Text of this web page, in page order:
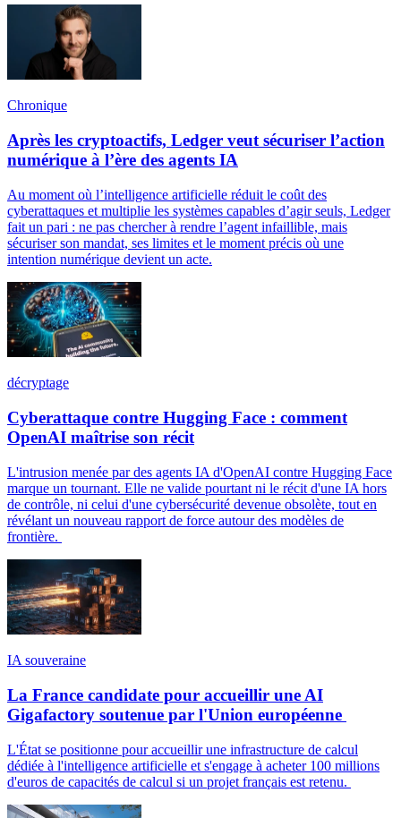
Chronique
Après les cryptoactifs, Ledger veut sécuriser l’action
numérique à l’ère des agents IA
Au moment où l’intelligence artificielle réduit le coût des
cyberattaques et multiplie les systèmes capables d’agir seuls, Ledger
fait un pari : ne pas chercher à rendre l’agent infaillible, mais
sécuriser son mandat, ses limites et le moment précis où une
intention numérique devient un acte.
décryptage
Cyberattaque contre Hugging Face : comment
OpenAI maîtrise son récit
L'intrusion menée par des agents IA d'OpenAI contre Hugging Face
marque un tournant. Elle ne valide pourtant ni le récit d'une IA hors
de contrôle, ni celui d'une cybersécurité devenue obsolète, tout en
révélant un nouveau rapport de force autour des modèles de
frontière.
IA souveraine
La France candidate pour accueillir une AI
Gigafactory soutenue par l'Union européenne
L'État se positionne pour accueillir une infrastructure de calcul
dédiée à l'intelligence artificielle et s'engage à acheter 100 millions
d'euros de capacités de calcul si un projet français est retenu.